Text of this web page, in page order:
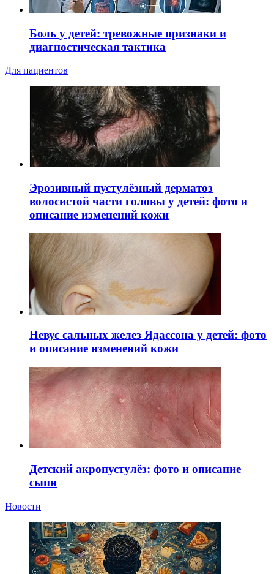
Боль у детей: тревожные признаки и
диагностическая тактика
Для пациентов
Эрозивный пустулёзный дерматоз
волосистой части головы у детей: фото и
описание изменений кожи
Невус сальных желез Ядассона у детей: фото
и описание изменений кожи
Детский акропустулёз: фото и описание
сыпи
Новости